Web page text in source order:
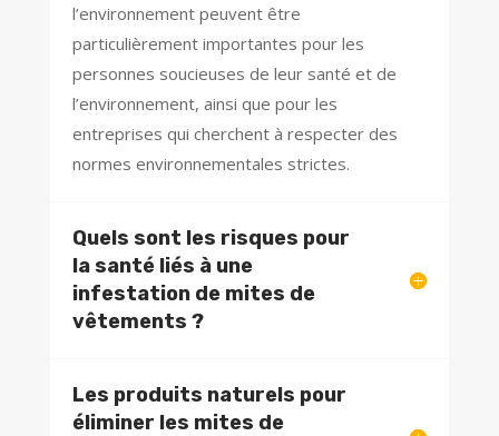
l’environnement peuvent être
particulièrement importantes pour les
personnes soucieuses de leur santé et de
l’environnement, ainsi que pour les
entreprises qui cherchent à respecter des
normes environnementales strictes.
Quels sont les risques pour
la santé liés à une
infestation de mites de
vêtements ?
Les produits naturels pour
éliminer les mites de